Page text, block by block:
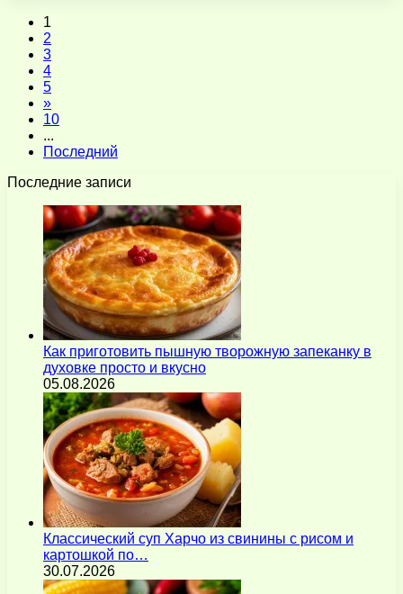
1
2
3
4
5
»
10
...
Последний
Последние записи
Как приготовить пышную творожную запеканку в
духовке просто и вкусно
05.08.2026
Классический суп Харчо из свинины с рисом и
картошкой по…
30.07.2026